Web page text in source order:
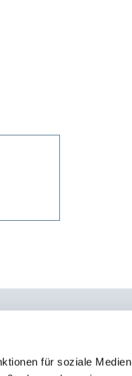
für soziale Medien
Kontakt